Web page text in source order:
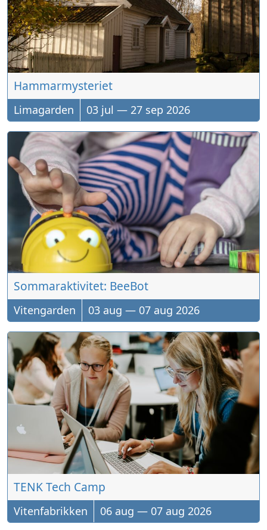
Hammarmysteriet
Limagarden 03 jul — 27 sep 2026
Sommaraktivitet: BeeBot
Vitengarden 03 aug — 07 aug 2026
TENK Tech Camp
Vitenfabrikken 06 aug — 07 aug 2026